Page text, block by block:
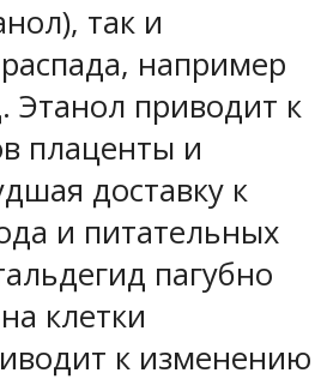
так и
например
Этанол приводит к
плаценты и
доставку к
и питательных
пагубно
клетки
к изменению